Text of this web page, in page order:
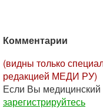
Комментарии
(видны только
редакцией МЕДИ РУ)
Если Вы медицинский
зарегистрируйтесь